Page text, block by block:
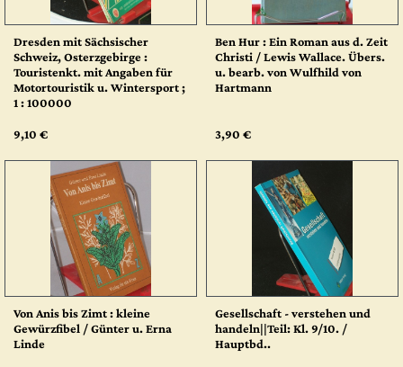
Dresden mit Sächsischer
Schweiz, Osterzgebirge :
Touristenkt. mit Angaben für
Motortouristik u. Wintersport ;
1 : 100000
9,10 €
Ben Hur : Ein Roman aus d. Zeit
Christi / Lewis Wallace. Übers.
u. bearb. von Wulfhild von
Hartmann
3,90 €
Von Anis bis Zimt : kleine
Gewürzfibel / Günter u. Erna
Linde
Gesellschaft - verstehen und
handeln||Teil: Kl. 9/10. /
Hauptbd..